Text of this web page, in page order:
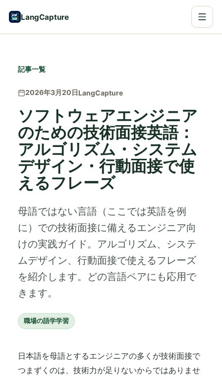
LangCapture
記事一覧
2026年3月20日LangCapture
ソフトウェアエンジニア
のための技術面接英語：
アルゴリズム・システム
デザイン・行動面接で使
えるフレーズ
母語ではない言語（ここでは英語を例
に）での技術面接に備えるエンジニア向
けの実践ガイド。アルゴリズム、システ
ムデザイン、行動面接で使えるフレーズ
を紹介します。どの言語ペアにも応用で
きます。
職場の語学学習
日本語を母語とするエンジニアの多くが技術面接で
つまずくのは、技術力が足りないからではありませ